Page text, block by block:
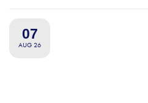
07
AUG 26